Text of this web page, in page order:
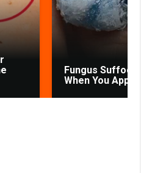
Fungus
When You